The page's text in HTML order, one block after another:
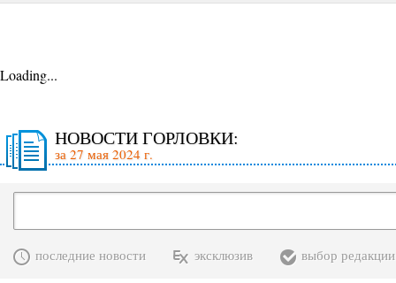
Loading...
НОВОСТИ ГОРЛОВКИ:
за 27 мая 2024 г.
последние новости эксклюзив выбор редакции